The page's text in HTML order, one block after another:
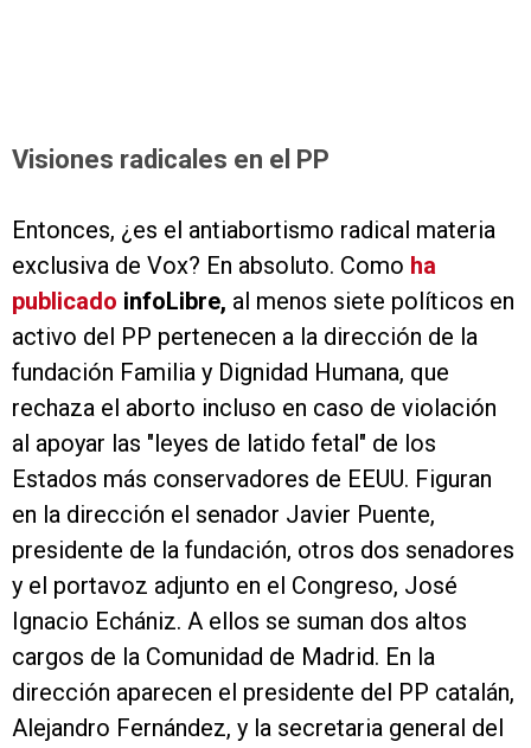
Visiones radicales en el PP
Entonces, ¿es el antiabortismo radical materia
exclusiva de Vox? En absoluto. Como ha
publicado infoLibre, al menos siete políticos en
activo del PP pertenecen a la dirección de la
fundación Familia y Dignidad Humana, que
rechaza el aborto incluso en caso de violación
al apoyar las "leyes de latido fetal" de los
Estados más conservadores de EEUU. Figuran
en la dirección el senador Javier Puente,
presidente de la fundación, otros dos senadores
y el portavoz adjunto en el Congreso, José
Ignacio Echániz. A ellos se suman dos altos
cargos de la Comunidad de Madrid. En la
dirección aparecen el presidente del PP catalán,
Alejandro Fernández, y la secretaria general del